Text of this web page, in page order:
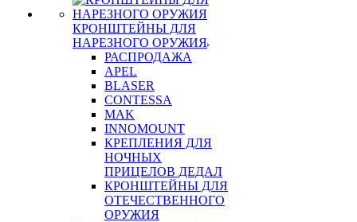
КРОНШТЕЙНЫ ДЛЯ
НАРЕЗНОГО ОРУЖИЯ
РАСПРОДАЖА
APEL
BLASER
CONTESSA
MAK
INNOMOUNT
КРЕПЛЕНИЯ ДЛЯ
НОЧНЫХ
ПРИЦЕЛОВ ДЕДАЛ
КРОНШТЕЙНЫ ДЛЯ
ОТЕЧЕСТВЕННОГО
ОРУЖИЯ